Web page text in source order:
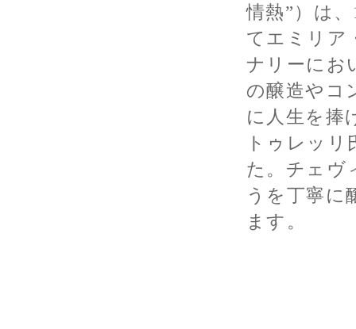
情熱”）は
てエミリア
ナリーにお
の醸造やコ
に人生を
トゥレッ
た。チェヴ
うを丁寧に
ます。